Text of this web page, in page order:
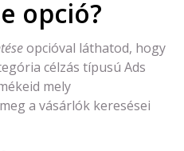
opció?
opcióval láthatod, hogy
célzás típusú Ads
mely
a vásárlók keresései